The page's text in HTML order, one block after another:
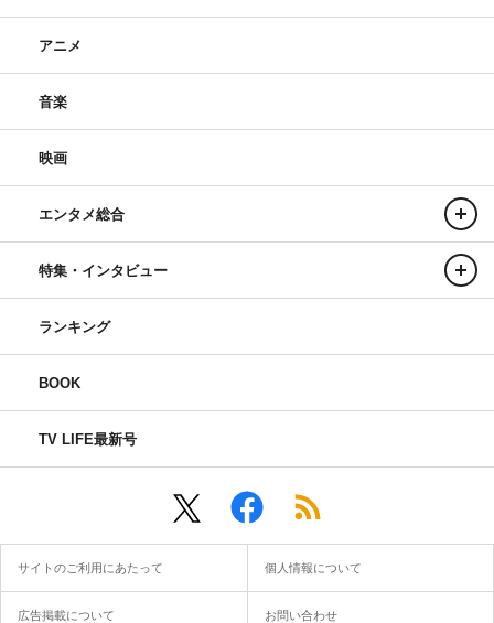
アニメ
音楽
映画
エンタメ総合
特集・インタビュー
ランキング
BOOK
TV LIFE最新号
サイトのご利用にあたって 個人情報について
広告掲載について お問い合わせ